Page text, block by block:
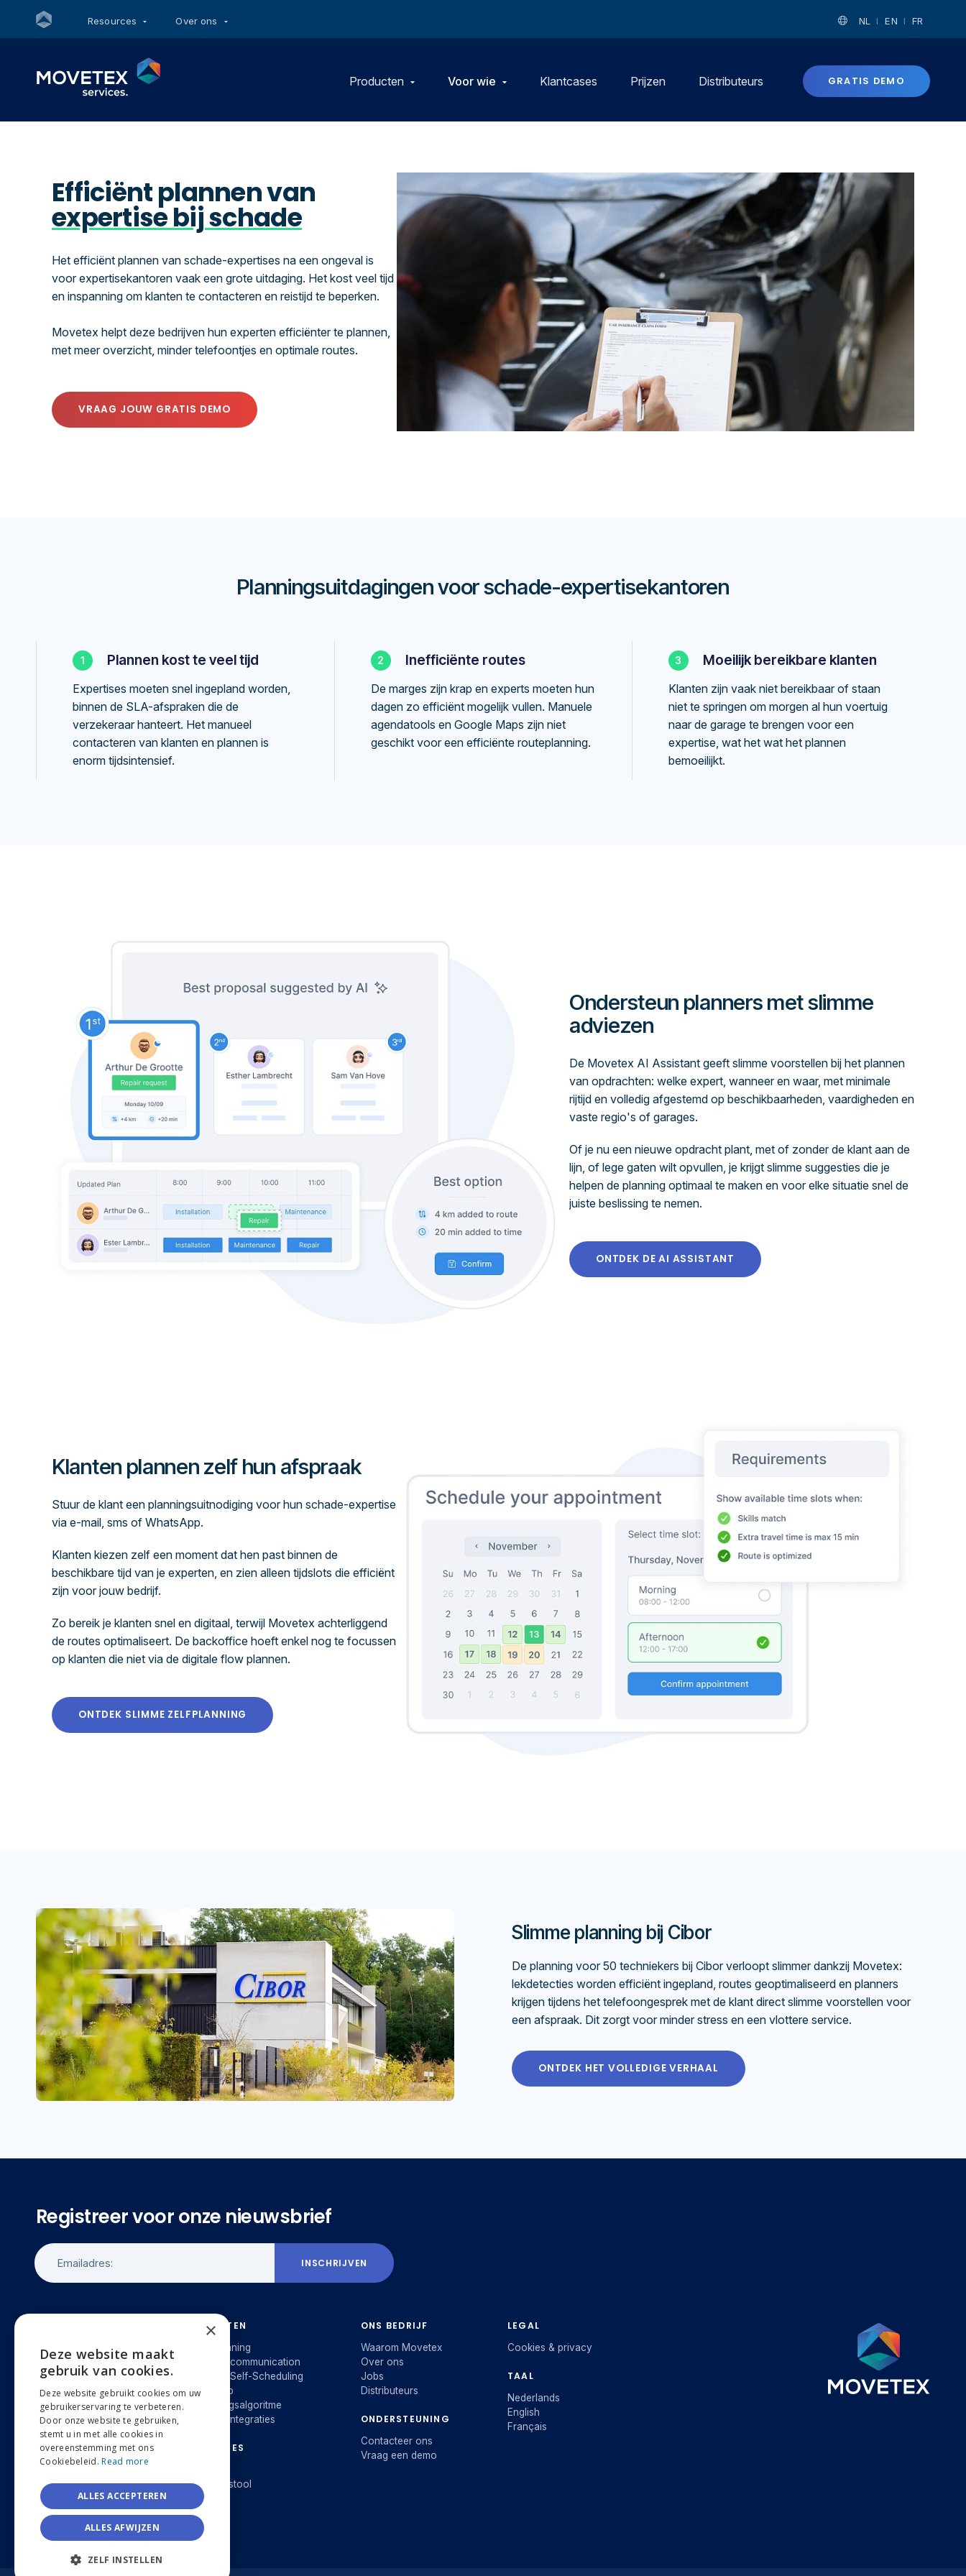
Resources Over ons NL EN FR
Producten Voor wie Klantcases Prijzen Distributeurs GRATIS DEMO
Efficiënt plannen van
expertise bij schade
Het efficiënt plannen van schade-expertises na een ongeval is
voor expertisekantoren vaak een grote uitdaging. Het kost veel tijd
en inspanning om klanten te contacteren en reistijd te beperken.
Movetex helpt deze bedrijven hun experten efficiënter te plannen,
met meer overzicht, minder telefoontjes en optimale routes.
VRAAG JOUW GRATIS DEMO
Planningsuitdagingen voor schade-expertisekantoren
Plannen kost te veel tijd
Expertises moeten snel ingepland worden,
binnen de SLA-afspraken die de
verzekeraar hanteert. Het manueel
contacteren van klanten en plannen is
enorm tijdsintensief.
Inefficiënte routes
De marges zijn krap en experts moeten hun
dagen zo efficiënt mogelijk vullen. Manuele
agendatools en Google Maps zijn niet
geschikt voor een efficiënte routeplanning.
Moeilijk bereikbare klanten
Klanten zijn vaak niet bereikbaar of staan
niet te springen om morgen al hun voertuig
naar de garage te brengen voor een
expertise, wat het wat het plannen
bemoeilijkt.
Ondersteun planners met slimme
adviezen
De Movetex AI Assistant geeft slimme voorstellen bij het plannen
van opdrachten: welke expert, wanneer en waar, met minimale
rijtijd en volledig afgestemd op beschikbaarheden, vaardigheden en
vaste regio's of garages.
Of je nu een nieuwe opdracht plant, met of zonder de klant aan de
lijn, of lege gaten wilt opvullen, je krijgt slimme suggesties die je
helpen de planning optimaal te maken en voor elke situatie snel de
juiste beslissing te nemen.
ONTDEK DE AI ASSISTANT
Klanten plannen zelf hun afspraak
Stuur de klant een planningsuitnodiging voor hun schade-expertise
via e-mail, sms of WhatsApp.
Klanten kiezen zelf een moment dat hen past binnen de
beschikbare tijd van je experten, en zien alleen tijdslots die efficiënt
zijn voor jouw bedrijf.
Zo bereik je klanten snel en digitaal, terwijl Movetex achterliggend
de routes optimaliseert. De backoffice hoeft enkel nog te focussen
op klanten die niet via de digitale flow plannen.
ONTDEK SLIMME ZELFPLANNING
Slimme planning bij Cibor
De planning voor 50 techniekers bij Cibor verloopt slimmer dankzij Movetex:
lekdetecties worden efficiënt ingepland, routes geoptimaliseerd en planners
krijgen tijdens het telefoongesprek met de klant direct slimme voorstellen voor
een afspraak. Dit zorgt voor minder stress en een vlottere service.
ONTDEK HET VOLLEDIGE VERHAAL
Registreer voor onze nieuwsbrief
INSCHRIJVEN
Provincieweg 405
B-9550 Herzele
+32 478 97 31 35
PRODUCTEN
Smart planning
Customer communication
Customer Self-Scheduling
Mobile app
AI-planningsalgoritme
Software integraties
RESOURCES
Besparingstool
E-Book
Webinar
ONS BEDRIJF
Waarom Movetex
Over ons
Jobs
Distributeurs
ONDERSTEUNING
Contacteer ons
Vraag een demo
LEGAL
Cookies & privacy
TAAL
Nederlands
English
Français
ENGLISH
FRANÇAIS
×
Deze website maakt
gebruik van cookies.
Deze website gebruikt cookies om uw
gebruikerservaring te verbeteren.
Door onze website te gebruiken,
stemt u in met alle cookies in
overeenstemming met ons
Cookiebeleid. Read more
ALLES ACCEPTEREN
ALLES AFWIJZEN
ZELF INSTELLEN